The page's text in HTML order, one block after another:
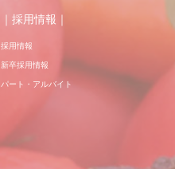
｜採用情報｜
採用情報
新卒採用情報
パート・アルバイト